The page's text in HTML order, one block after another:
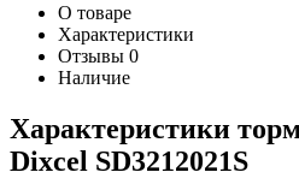
О товаре
Характеристики
Отзывы 0
Наличие
Характеристики
Dixcel SD3212021S